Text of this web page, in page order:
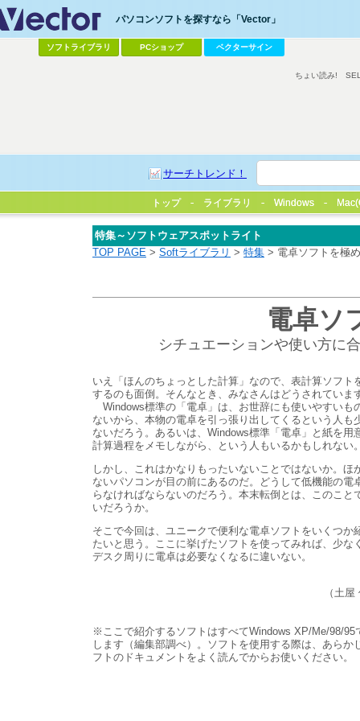
パソコンソフトを探すなら「Vector」
ソフトライブラリ PCショップ ベクターサイン
サーチトレンド！
ちょい読み!
トップ ライブラリ Windows
トップ ライブラリ Windows
特集～ソフトウェアスポットライト
TOP PAGE > Softライブラリ > 特集 > 電卓ソフトを極
電卓ソ
シチュエーションや使い方に
いえ「ほんのちょっとした計算」なので、表計算ソフト
するのも面倒。そんなとき、みなさんはどうされていま
Windows標準の「電卓」は、お世辞にも使いやすいも
ないから、本物の電卓を引っ張り出してくるという人も
ないだろう。あるいは、Windows標準「電卓」と紙を用
計算過程をメモしながら、という人もいるかもしれない
しかし、これはかなりもったいないことではないか。ほ
ないパソコンが目の前にあるのだ。どうして低機能の電
らなければならないのだろう。本末転倒とは、このこと
いだろうか。
そこで今回は、ユニークで便利な電卓ソフトをいくつか
たいと思う。ここに挙げたソフトを使ってみれば、少な
デスク周りに電卓は必要なくなるに違いない。
（土
※ここで紹介するソフトはすべてWindows XP/Me/98/95
します（編集部調べ）。ソフトを使用する際は、あらか
フトのドキュメントをよく読んでからお使いください。